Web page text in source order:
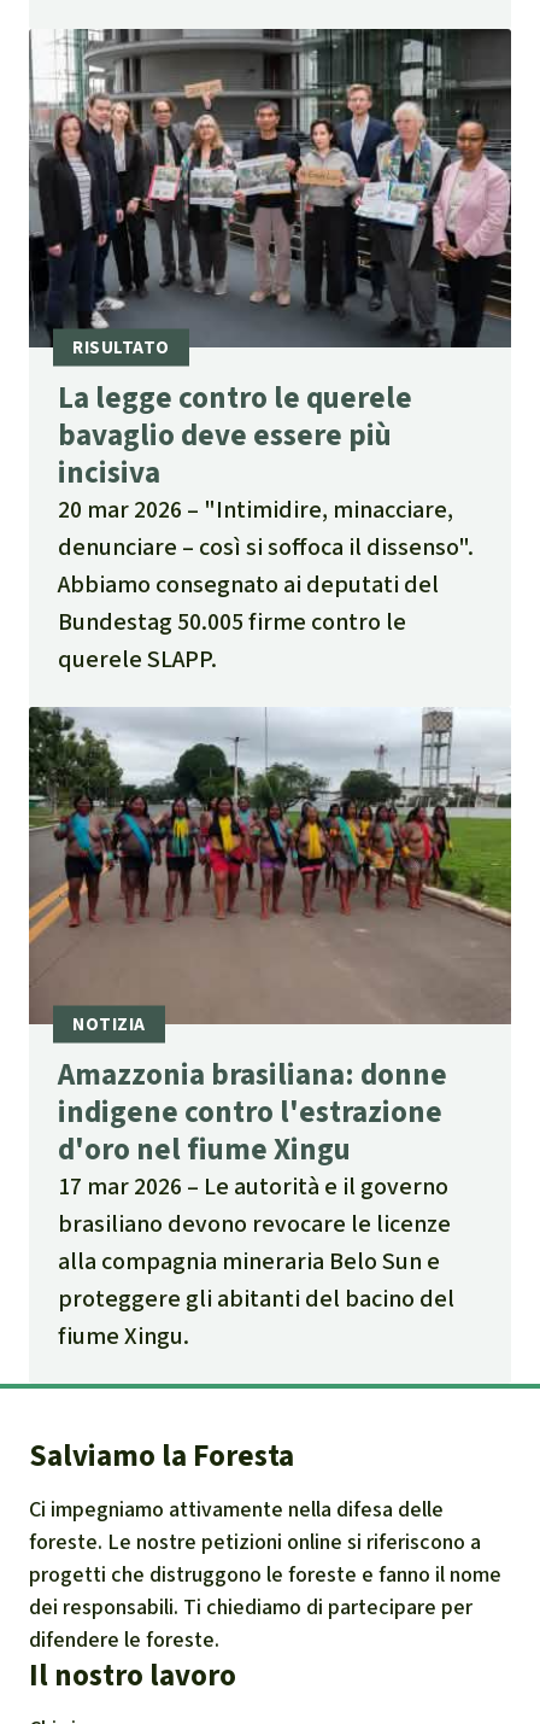
La legge contro le querele
bavaglio deve essere più
incisiva
20 mar 2026
"Intimidire, minacciare,
denunciare – così si soffoca il dissenso".
Abbiamo consegnato ai deputati del
Bundestag 50.005 firme contro le
querele SLAPP.
Amazzonia brasiliana: donne
indigene contro l'estrazione
d'oro nel fiume Xingu
17 mar 2026
Le autorità e il governo
brasiliano devono revocare le licenze
alla compagnia mineraria Belo Sun e
proteggere gli abitanti del bacino del
fiume Xingu.
Salviamo la Foresta
Ci impegniamo attivamente nella difesa delle
foreste. Le nostre petizioni online si riferiscono a
progetti che distruggono le foreste e fanno il nome
dei responsabili. Ti chiediamo di partecipare per
difendere le foreste.
Il nostro lavoro